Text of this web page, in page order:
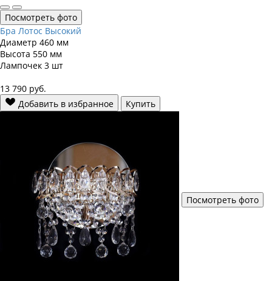
Посмотреть фото
Бра Лотос Высокий
Диаметр 460 мм
Высота 550 мм
Лампочек 3 шт
13 790 руб.
Добавить в избранное
Купить
Посмотреть фото